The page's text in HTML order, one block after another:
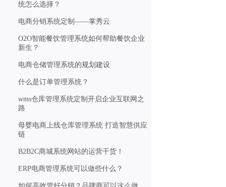
统怎么选择？
电商分销系统定制——掌秀云
O2O智能餐饮管理系统如何帮助餐饮企业
新生？
电商仓储管理系统的规划建设
什么是订单管理系统？
wms仓库管理系统定制开启企业互联网之
路
母婴电商上线仓库管理系统 打造智慧供应
链
B2B2C商城系统网站的运营干货！
ERP电商管理系统可以做些什么？